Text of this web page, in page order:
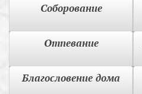
Соборование
Отпевание
Благословение дома